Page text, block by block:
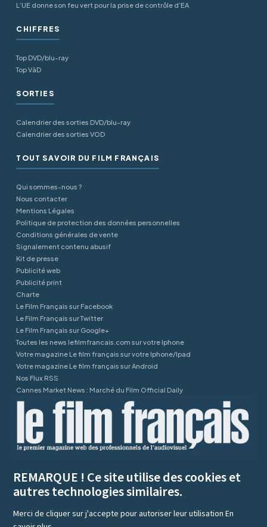
L’UE donne son feu vert pour la prise de contrôle d’EA
CHIFFRES
Top DVD/blu-ray
Top VàD
SORTIES
Calendrier des sorties DVD/blu-ray
Calendrier des sorties VOD
TOUT SAVOIR DU FILM FRANÇAIS
Qui sommes-nous ?
Nous contacter
Mentions Légales
Politique de protection des données personnelles
Conditions générales de vente
Signalement contenu abusif
Kit de presse
Publicité web
Publicité print
Charte
Le Film Français sur Facebook
Le Film Français sur Twitter
Le Film Français sur Google+
Toutes les news lefilmfrancais.com sur votre Iphone
Votre magazine Le film français sur votre Iphone/Ipad
Votre magazine Le film français sur Android
Nos Flux RSS
Cannes Market News : Marché du Film Official Daily
REMARQUE ! Ce site utilise des cookies et
autres technologies similaires.
Merci de cliquer sur j'accepte pour autoriser leur utilisationEn